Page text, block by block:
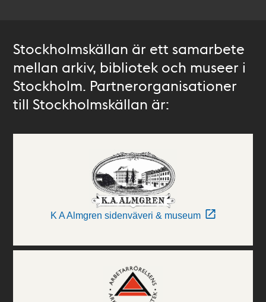
Stockholmskällan är ett samarbete
mellan arkiv, bibliotek och museer i
Stockholm. Partnerorganisationer
till Stockholmskällan är:
K A Almgren sidenväveri & museum